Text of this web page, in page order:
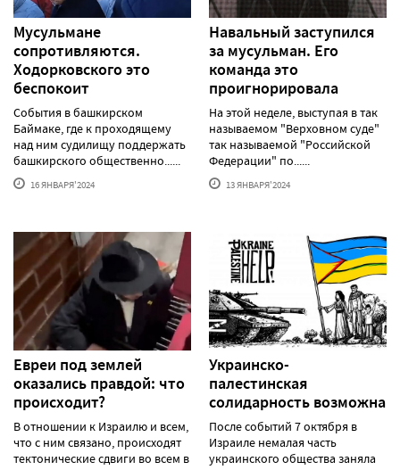
Мусульмане
сопротивляются.
Ходорковского это
беспокоит
События в башкирском
Баймаке, где к проходящему
над ним судилищу поддержать
башкирского общественно......
16 ЯНВАРЯ'2024
Навальный заступился
за мусульман. Его
команда это
проигнорировала
На этой неделе, выступая в так
называемом "Верховном суде"
так называемой "Российской
Федерации" по......
13 ЯНВАРЯ'2024
Евреи под землей
оказались правдой: что
происходит?
В отношении к Израилю и всем,
что с ним связано, происходят
тектонические сдвиги во всем в
Украинско-
палестинская
солидарность возможна
После событий 7 октября в
Израиле немалая часть
украинского общества заняла